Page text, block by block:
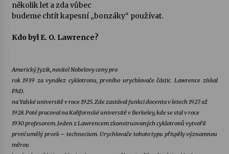
několik let a zda vůbec
budeme chtít kapesní „bonzáky“ používat.
Kdo byl E. O. Lawrence?
Americký fyzik, nositel Nobelovy ceny pro
rok 1939 za vynález cyklotronu, prvního urychlovače částic. Lawrence získal
PhD.
na Yalské universitě v roce 1925. Zde zastával funkci docenta v letech 1927 až
1928. Poté pracoval na Kalifornské universitě v Berkeley, kde se stal v roce
1930 profesorem. Jeden z Lawrencem zkonstruovaných cyklotronů vytvořil
první umělý prvek – technecium. Urychlovače tohoto typu přispěly významnou
měrou